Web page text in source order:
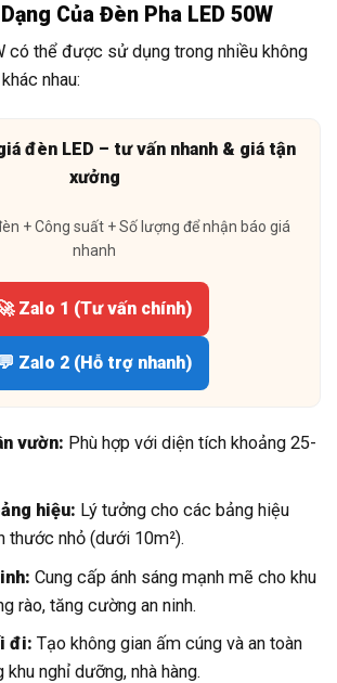
Của Đèn Pha LED 50W
có thể được sử dụng trong nhiều không
nhau:
đèn LED – tư vấn nhanh & giá tận
xưởng
+ Công suất + Số lượng để nhận báo giá
nhanh
Zalo 1 (Tư vấn chính)
💬 Zalo 2 (Hỗ trợ nhanh)
vườn: Phù hợp với diện tích khoảng 25-
hiệu: Lý tưởng cho các bảng hiệu
thước nhỏ (dưới 10m²).
Cung cấp ánh sáng mạnh mẽ cho khu
rào, tăng cường an ninh.
đi: Tạo không gian ấm cúng và an toàn
nghỉ dưỡng, nhà hàng.